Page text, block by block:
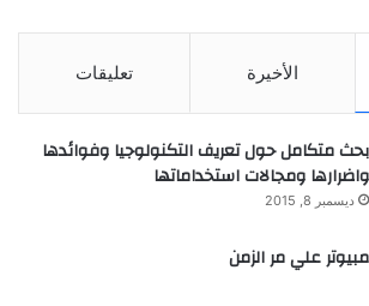
الأخيرة تعليقات
بحث متكامل حول تعريف التكنولوجيا وفوائدها
واضرارها ومجالات استخداماتها
ديسمبر 8, 2015
علي مر الزمن